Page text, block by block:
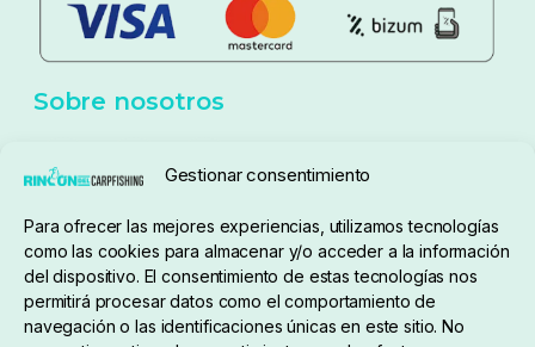
Gestionar consentimiento
Para ofrecer las mejores experiencias, utilizamos tecnologías
como las cookies para almacenar y/o acceder a la información
del dispositivo. El consentimiento de estas tecnologías nos
permitirá procesar datos como el comportamiento de
navegación o las identificaciones únicas en este sitio. No
Sobre nosotros
pedidos@elrincondelcarpfishing.com
910 824 923